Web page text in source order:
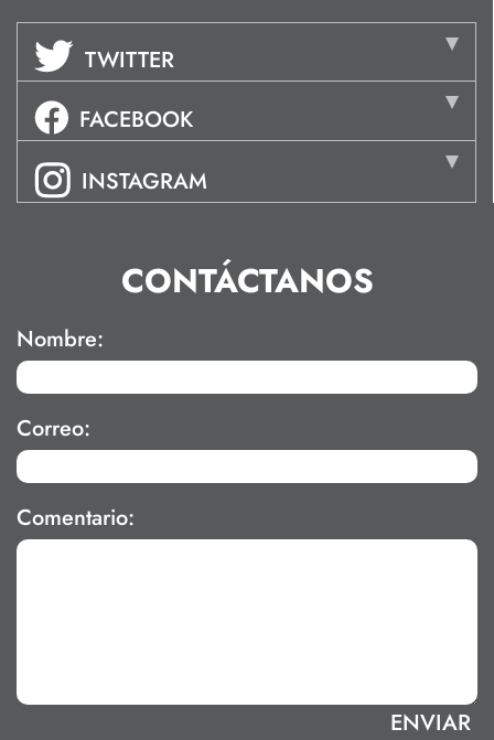
TWITTER
FACEBOOK
INSTAGRAM
CONTÁCTANOS
Nombre:
Correo:
Comentario: